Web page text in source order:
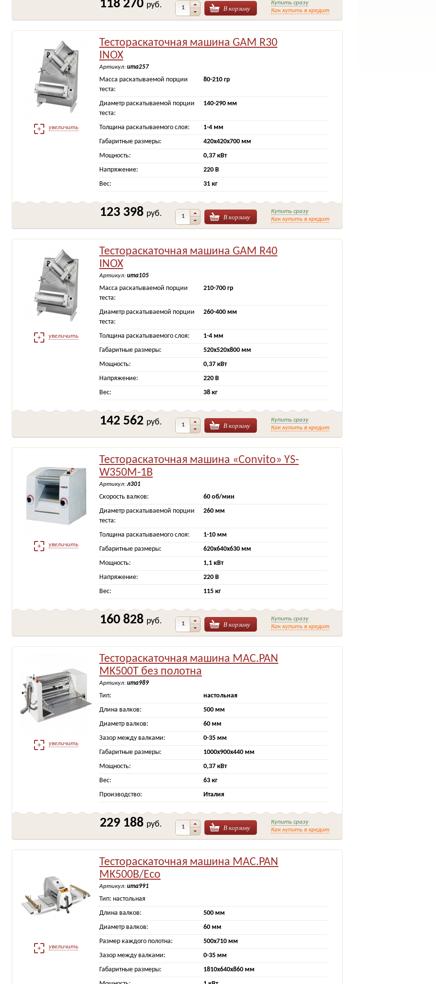
118 270 руб. В корзину
Купить сразу
Как купить в кредит
увеличить
Тестораскаточная машина GAM R30
INOX
Артикул: ита257
Масса раскатываемой порции
теста:
80-210 гр
Диаметр раскатываемой порции
теста:
140-290 мм
Толщина раскатываемого слоя:
1-4 мм
Габаритные размеры:
420х420х700 мм
Мощность:
0,37 кВт
Напряжение:
220 В
Вес:
31 кг
123 398 руб. В корзину
Купить сразу
Как купить в кредит
увеличить
Тестораскаточная машина GAM R40
INOX
Артикул: ита105
Масса раскатываемой порции
теста:
210-700 гр
Диаметр раскатываемой порции
теста:
260-400 мм
Толщина раскатываемого слоя:
1-4 мм
Габаритные размеры:
520х520х800 мм
Мощность:
0,37 кВт
Напряжение:
220 В
Вес:
38 кг
142 562 руб. В корзину
Купить сразу
Как купить в кредит
увеличить
Тестораскаточная машина «Convito» YS-
W350M-1B
Артикул: л301
Скорость валков:
60 об/мин
Диаметр раскатываемой порции
теста:
260 мм
Толщина раскатываемого слоя:
1-10 мм
Габаритные размеры:
620х640х630 мм
Мощность:
1,1 кВт
Напряжение:
220 В
Вес:
115 кг
160 828 руб. В корзину
Купить сразу
Как купить в кредит
увеличить
Тестораскаточная машина MAC.PAN
MK500T без полотна
Артикул: ита989
Тип:
настольная
Длина валков:
500 мм
Диаметр валков:
60 мм
Зазор между валками:
0-35 мм
Габаритные размеры:
1000х900х440 мм
Мощность:
0,37 кВт
Вес:
63 кг
Производство:
Италия
229 188 руб. В корзину
Купить сразу
Как купить в кредит
увеличить
Тестораскаточная машина MAC.PAN
MK500B/Eco
Артикул: ита991
Тип: настольная
Длина валков:
500 мм
Диаметр валков:
60 мм
Размер каждого полотна:
500х710 мм
Зазор между валками:
0-35 мм
Габаритные размеры:
1810х640х860 мм